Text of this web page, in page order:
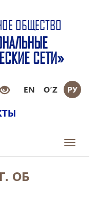
ОБЩЕСТВО
СЕТИ»
EN O‘Z РУ
Toggle
ОБ